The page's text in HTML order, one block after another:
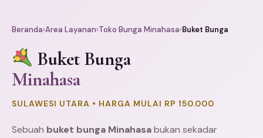
Beranda›Area Layanan›Toko Bunga Minahasa›Buket Bunga
Buket Bunga
Minahasa
SULAWESI UTARA • HARGA MULAI RP 150.000
Sebuah buket bunga Minahasabukan sekadar